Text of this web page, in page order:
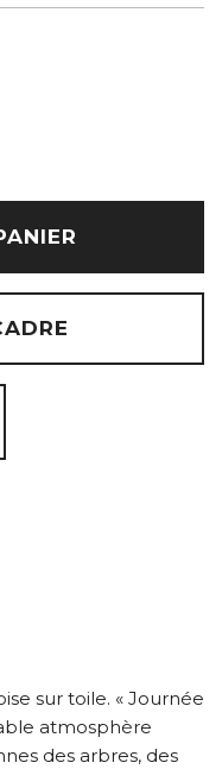
sur toile. « Journée
atmosphère
des arbres, des